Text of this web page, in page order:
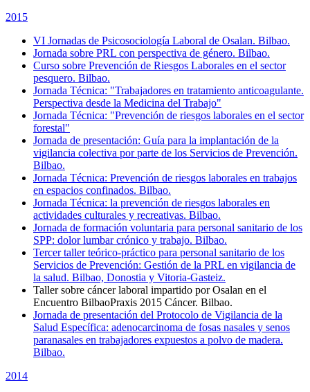
2015
VI Jornadas de Psicosociología Laboral de Osalan. Bilbao.
Jornada sobre PRL con perspectiva de género. Bilbao.
Curso sobre Prevención de Riesgos Laborales en el sector
pesquero. Bilbao.
Jornada Técnica: "Trabajadores en tratamiento anticoagulante.
Perspectiva desde la Medicina del Trabajo"
Jornada Técnica: "Prevención de riesgos laborales en el sector
forestal"
Jornada de presentación: Guía para la implantación de la
vigilancia colectiva por parte de los Servicios de Prevención.
Bilbao.
Jornada Técnica: Prevención de riesgos laborales en trabajos
en espacios confinados. Bilbao.
Jornada Técnica: la prevención de riesgos laborales en
actividades culturales y recreativas. Bilbao.
Jornada de formación voluntaria para personal sanitario de los
SPP: dolor lumbar crónico y trabajo. Bilbao.
Tercer taller teórico-práctico para personal sanitario de los
Servicios de Prevención: Gestión de la PRL en vigilancia de
la salud. Bilbao, Donostia y Vitoria-Gasteiz.
Taller sobre cáncer laboral impartido por Osalan en el
Encuentro BilbaoPraxis 2015 Cáncer. Bilbao.
Jornada de presentación del Protocolo de Vigilancia de la
Salud Específica: adenocarcinoma de fosas nasales y senos
paranasales en trabajadores expuestos a polvo de madera.
Bilbao.
2014